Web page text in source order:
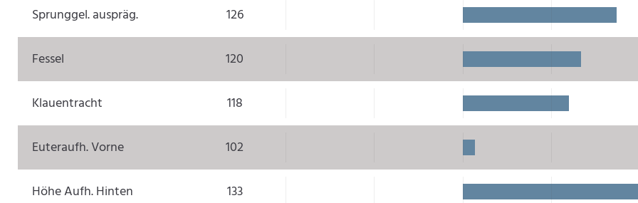
Sprunggel. auspräg. 126
Fessel 120
Klauentracht 118
Euteraufh. Vorne 102
Höhe Aufh. Hinten 133